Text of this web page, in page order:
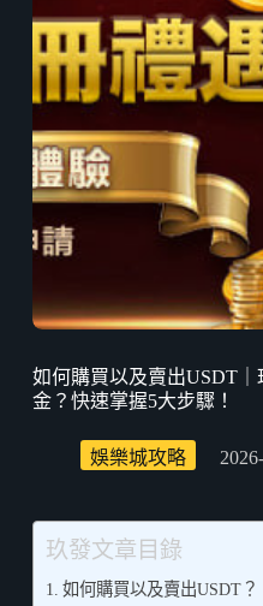
如何購買以及賣出USDT
金？快速掌握5大步驟！
娛樂城攻略
玖發文章目錄
如何購買以及賣出USDT？